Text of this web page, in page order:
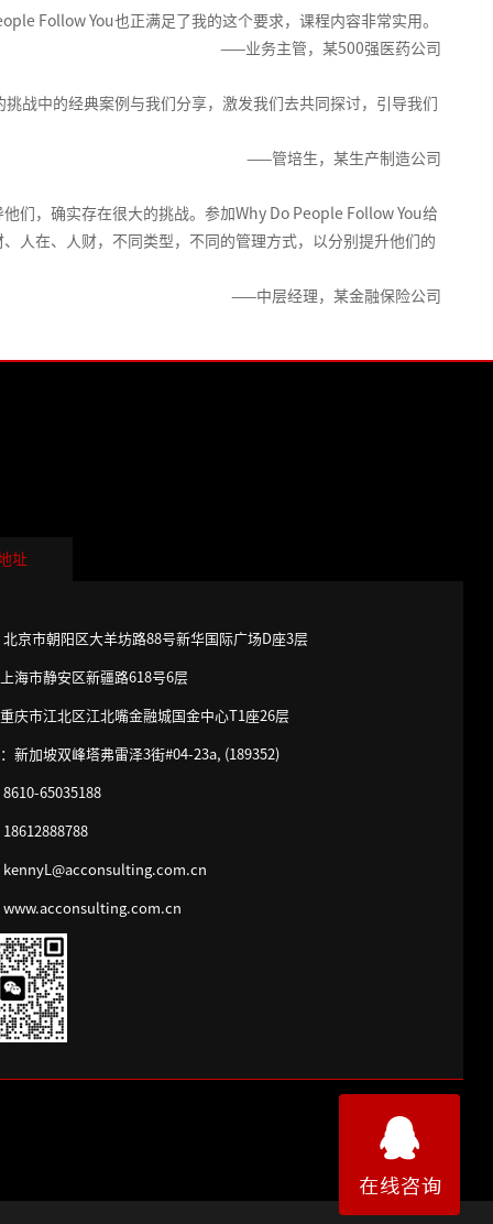
Follow You也正满足了我的这个要求，课程内容非常实用。
——业务主管，某500强医药公司
战中的经典案例与我们分享，激发我们去共同探讨，引导我们
——管培生，某生产制造公司
们，确实存在很大的挑战。参加Why Do People Follow You给
人在、人财，不同类型，不同的管理方式，以分别提升他们的
——中层经理，某金融保险公司
址
北京市朝阳区大羊坊路88号新华国际广场D座3层
海市静安区新疆路618号6层
庆市江北区江北嘴金融城国金中心T1座26层
新加坡双峰塔弗雷泽3街#04-23a, (189352)
8610-65035188
kennyL@acconsulting.com.cn
www.acconsulting.com.cn